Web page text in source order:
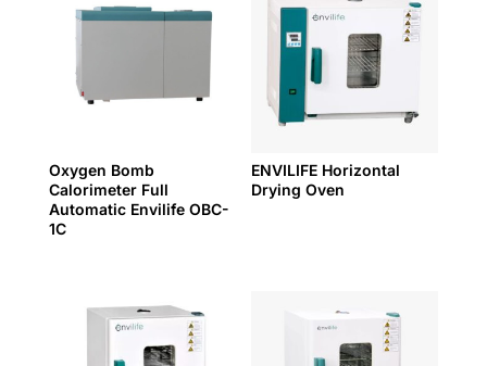
Oxygen Bomb
Calorimeter Full
Automatic Envilife OBC-
1C
ENVILIFE Horizontal
Drying Oven